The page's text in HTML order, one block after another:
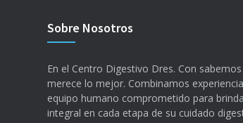
Sobre Nosotros
En el Centro Digestivo Dres. Con
merece lo mejor. Combinamos
equipo humano comprometido para
integral en cada etapa de su cuidado